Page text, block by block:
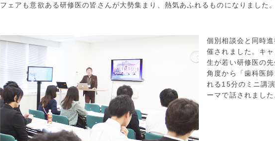
フェアも意欲ある研修医の皆さんが大勢集まり、熱気あふれるものになりました。
個別相談会と同時進
催されました。キ
生が若い研修医の
角度から「歯科医
れる15分のミニ講
ーマで話されました